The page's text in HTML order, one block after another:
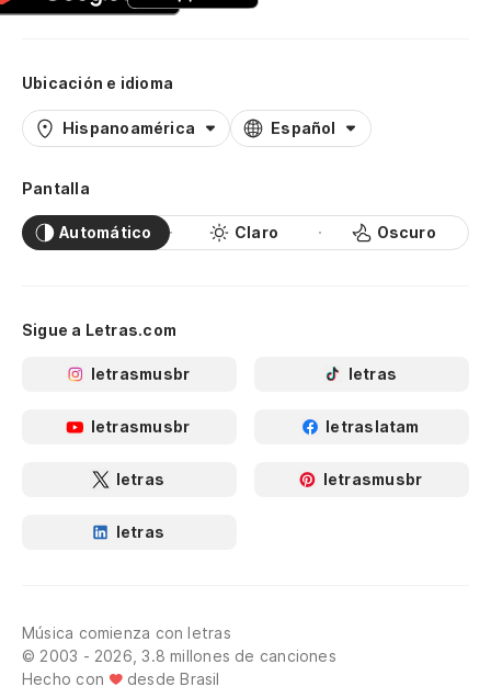
Ubicación e idioma
Hispanoamérica Español
Pantalla
Automático Claro Oscuro
Sigue a Letras.com
letrasmusbr letras
letrasmusbr letraslatam
letras letrasmusbr
letras
Música comienza con letras
© 2003 - 2026, 3.8 millones de canciones
Hecho con
desde Brasil